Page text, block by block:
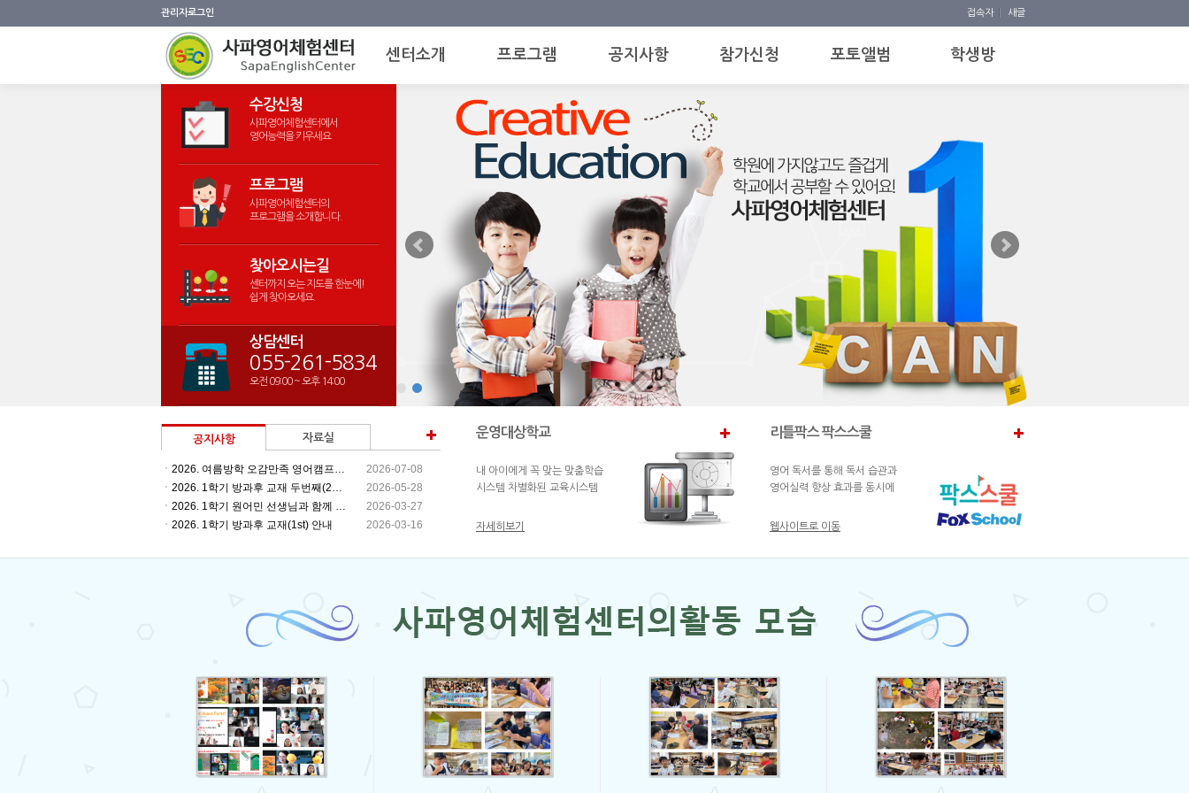
관리자로그인 접속자 새글
센터소개 프로그램 공지사항 참가신청 포토앨범 학생방
수강신청
사파영어체험센터에서
영어능력을 키우세요
프로그램
사파영어체험센터의
프로그램을 소개합니다.
찾아오시는길
센터까지 오는 지도를 한눈에!
쉽게 찾아오세요.
상담센터
055-261-5834
오전 09:00 ~ 오후 14:00
공지사항 자료실
2026-07-08
2026. 여름방학 오감만족 영어캠프 안내
2026-05-28
2026. 1학기 방과후 교재 두번째(2nd) 교재 안내
2026-03-27
2026. 1학기 원어민 선생님과 함께 하는 영어동아리 모집
2026-03-16
2026. 1학기 방과후 교재(1st) 안내
운영대상학교
내 아이에게 꼭 맞는 맞춤학습
시스템 차별화된 교육시스템
자세히보기
리틀팍스 팍스스쿨
영어 독서를 통해 독서 습관과
영어실력 향상 효과를 동시에
웹사이트로 이동